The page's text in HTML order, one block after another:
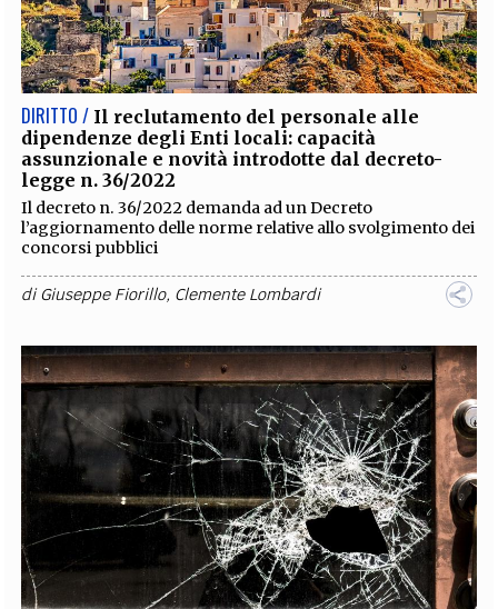
DIRITTO / Il reclutamento del personale alle
dipendenze degli Enti locali: capacità
assunzionale e novità introdotte dal decreto-
legge n. 36/2022
Il decreto n. 36/2022 demanda ad un Decreto
l’aggiornamento delle norme relative allo svolgimento dei
concorsi pubblici
diGiuseppe Fiorillo, Clemente Lombardi